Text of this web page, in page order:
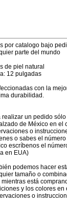
por catalogo bajo
parte del mundo
de piel natural
12 pulgadas
con la
durabilidad.
realizar un pedido
de México en el
o
o sabes el
escríbenos el
en EUA)
podemos hacer
tamaño o
mientras está
y los colores en
o